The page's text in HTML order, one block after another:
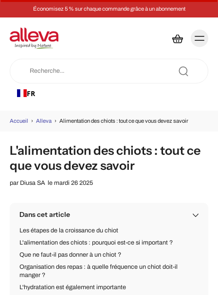
Économisez 5 % sur chaque commande grâce à un abonnement
FR
Accueil › Alleva › Alimentation des chiots : tout ce que vous devez savoir
L'alimentation des chiots : tout ce
que vous devez savoir
par Diusa SA le mardi 26 2025
Dans cet article
Les étapes de la croissance du chiot
L'alimentation des chiots : pourquoi est-ce si important ?
Que ne faut-il pas donner à un chiot ?
Organisation des repas : à quelle fréquence un chiot doit-il
manger ?
L'hydratation est également importante